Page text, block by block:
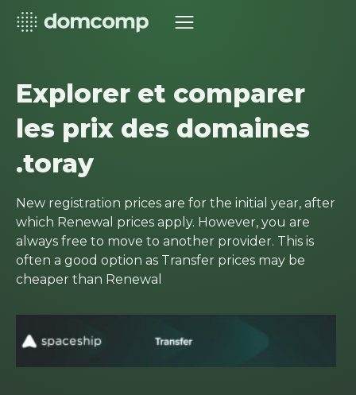
Explorer et comparer
les prix des domaines
.toray
New registration prices are for the initial year, after
which Renewal prices apply. However, you are
always free to move to another provider. This is
often a good option as Transfer prices may be
cheaper than Renewal